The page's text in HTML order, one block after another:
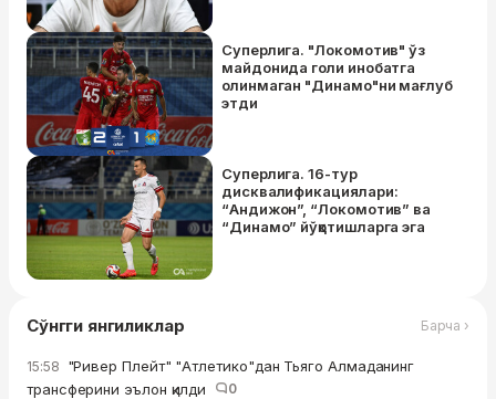
Суперлига. "Локомотив" ўз
майдонида голи инобатга
олинмаган "Динамо"ни мағлуб
этди
Суперлига. 16-тур
дисквалификациялари:
“Андижон”, “Локомотив” ва
“Динамо” йўқотишларга эга
Сўнгги янгиликлар Барча ›
15:58 "Ривер Плейт" "Атлетико"дан Тьяго Алмаданинг
трансферини эълон қилди
0